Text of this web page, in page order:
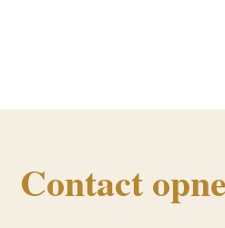
Contact